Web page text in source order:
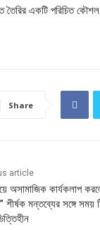
তৈরির একটি পরিচিত
Share
article
অসামাজিক কার্যকলাপ
শীর্ষক মন্তব্যের সঙ্গে